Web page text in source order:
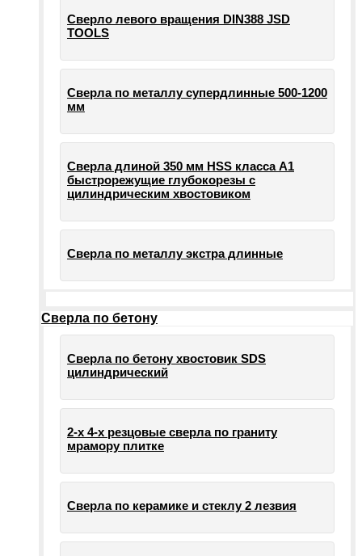
Сверло левого вращения DIN388 JSD
TOOLS
Сверла по металлу супердлинные 500-1200
мм
Сверла длиной 350 мм HSS класса А1
быстрорежущие глубокорезы с
цилиндрическим хвостовиком
Сверла по металлу экстра длинные
Сверла по бетону
Сверла по бетону хвостовик SDS
цилиндрический
2-х 4-х резцовые сверла по граниту
мрамору плитке
Сверла по керамике и стеклу 2 лезвия